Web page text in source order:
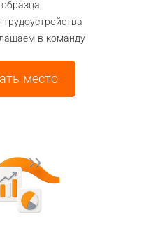
в команду
место